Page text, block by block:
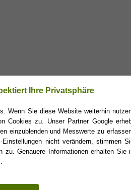
Ihre Privatsphäre
Wenn Sie diese Website weiterhin
Cookies zu. Unser Partner Google
einzublenden und Messwerte zu
nicht verändern, stimmen
Genauere Informationen erhalten Sie
.